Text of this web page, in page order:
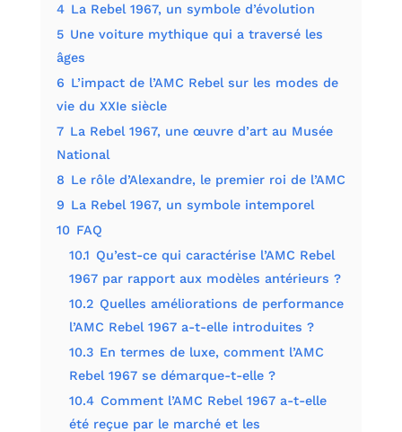
4 La Rebel 1967, un symbole d’évolution
5 Une voiture mythique qui a traversé les
âges
6 L’impact de l’AMC Rebel sur les modes de
vie du XXIe siècle
7 La Rebel 1967, une œuvre d’art au Musée
National
8 Le rôle d’Alexandre, le premier roi de l’AMC
9 La Rebel 1967, un symbole intemporel
10 FAQ
10.1 Qu’est-ce qui caractérise l’AMC Rebel
1967 par rapport aux modèles antérieurs ?
10.2 Quelles améliorations de performance
l’AMC Rebel 1967 a-t-elle introduites ?
10.3 En termes de luxe, comment l’AMC
Rebel 1967 se démarque-t-elle ?
10.4 Comment l’AMC Rebel 1967 a-t-elle
été reçue par le marché et les